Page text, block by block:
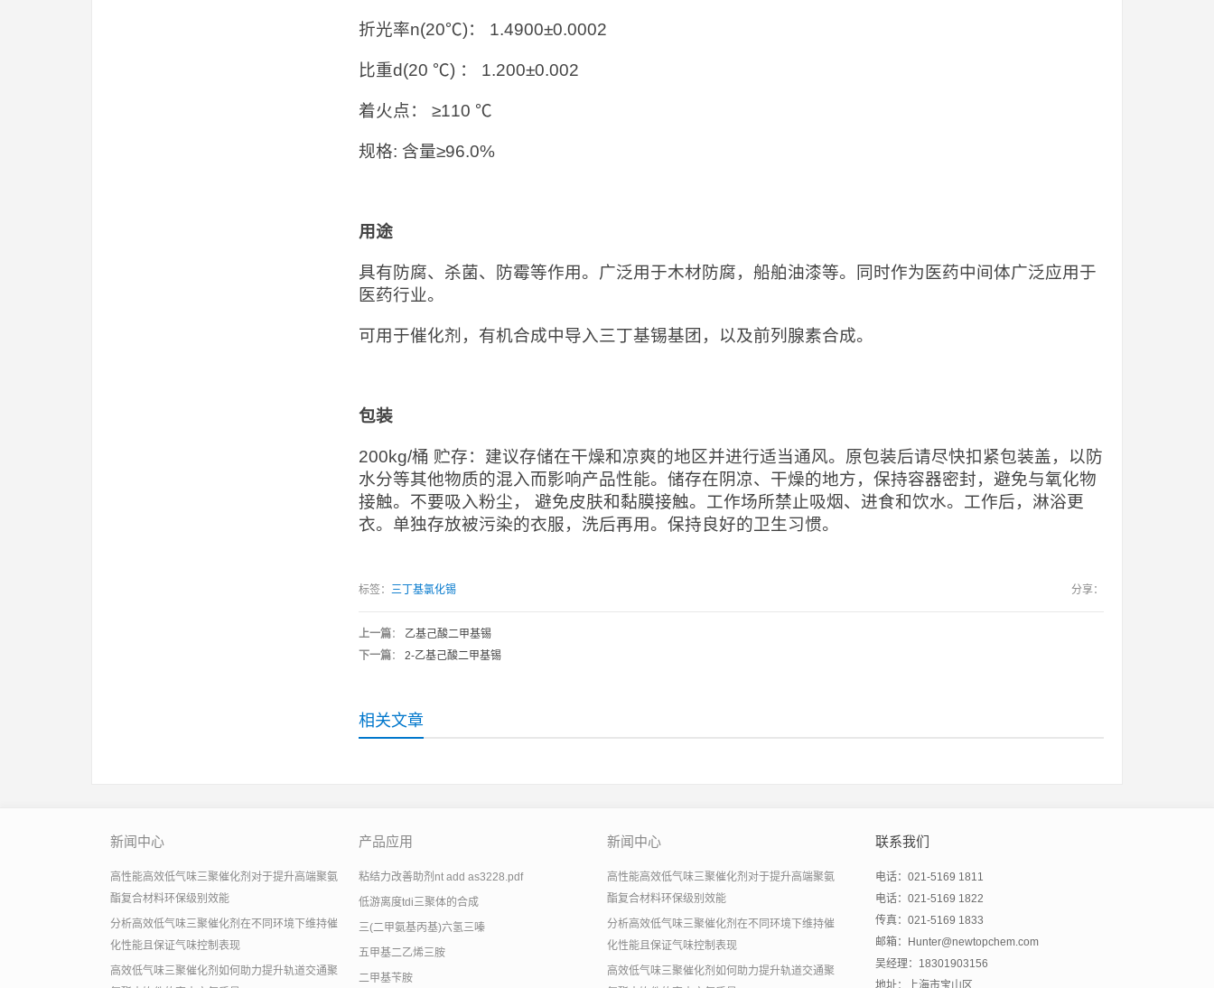
折光率n(20℃)： 1.4900±0.0002
比重d(20 ℃) ： 1.200±0.002
着火点： ≥110 ℃
规格: 含量≥96.0%
用途
具有防腐、杀菌、防霉等作用。广泛用于木材防腐，船舶油漆等。同时作为医药中间体广泛应用于
医药行业。
可用于催化剂，有机合成中导入三丁基锡基团，以及前列腺素合成。
包装
200kg/桶 贮存：建议存储在干燥和凉爽的地区并进行适当通风。原包装后请尽快扣紧包装盖，以防
水分等其他物质的混入而影响产品性能。储存在阴凉、干燥的地方，保持容器密封，避免与氧化物
接触。不要吸入粉尘， 避免皮肤和黏膜接触。工作场所禁止吸烟、进食和饮水。工作后，淋浴更
衣。单独存放被污染的衣服，洗后再用。保持良好的卫生习惯。
标签： 三丁基氯化锡 分享：
上一篇： 乙基己酸二甲基锡
下一篇： 2-乙基己酸二甲基锡
相关文章
新闻中心
高性能高效低气味三聚催化剂对于提升高端聚氨
酯复合材料环保级别效能
分析高效低气味三聚催化剂在不同环境下维持催
化性能且保证气味控制表现
高效低气味三聚催化剂如何助力提升轨道交通聚
产品应用
粘结力改善助剂nt add as3228.pdf
低游离度tdi三聚体的合成
三(二甲氨基丙基)六氢三嗪
五甲基二乙烯三胺
二甲基苄胺
新闻中心
高性能高效低气味三聚催化剂对于提升高端聚氨
酯复合材料环保级别效能
分析高效低气味三聚催化剂在不同环境下维持催
化性能且保证气味控制表现
高效低气味三聚催化剂如何助力提升轨道交通聚
联系我们
电话：021-5169 1811
电话：021-5169 1822
传真：021-5169 1833
邮箱：Hunter@newtopchem.com
吴经理：18301903156
地址：上海市宝山区